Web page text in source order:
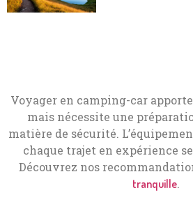
Voyager en camping-car
mais nécessite une
matière de sécurité.
chaque trajet en expérience
Découvrez nos
tranquille.